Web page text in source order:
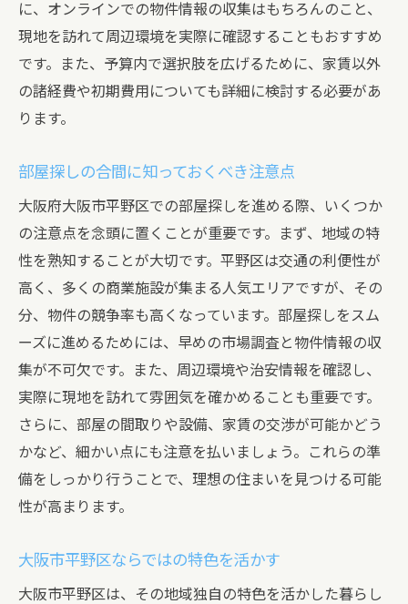
周辺施設情報をもとにした住みやすさの評
価
生活スタイルに合った周辺施設の選び方
大阪市平野区の地域特性を理解して部屋探しを
成功させる
択
自然環境を重視したエリアの特徴を理解
地域独自の生活スタイルを楽しむ方法
大阪市平野区の地域特性がもたらすメリッ
ト
部屋探しを成功に導く大阪市平野区の魅力とは
安心して暮らせる治安の良さをチェック
地域ならではのイベントやアクティビティ
大阪市平野区の地元グルメを楽しむ
エコロジーに配慮した住環境の選び方
地域の魅力を最大限に活かすためのヒント
に、オンラインでの物件情報の収集はもちろんのこと、
現地を訪れて周辺環境を実際に確認することもおすすめ
です。また、予算内で選択肢を広げるために、家賃以外
の諸経費や初期費用についても詳細に検討する必要があ
ります。
部屋探しの合間に知っておくべき注意点
大阪府大阪市平野区での部屋探しを進める際、いくつか
の注意点を念頭に置くことが重要です。まず、地域の特
性を熟知することが大切です。平野区は交通の利便性が
高く、多くの商業施設が集まる人気エリアですが、その
分、物件の競争率も高くなっています。部屋探しをスム
ーズに進めるためには、早めの市場調査と物件情報の収
集が不可欠です。また、周辺環境や治安情報を確認し、
実際に現地を訪れて雰囲気を確かめることも重要です。
さらに、部屋の間取りや設備、家賃の交渉が可能かどう
かなど、細かい点にも注意を払いましょう。これらの準
備をしっかり行うことで、理想の住まいを見つける可能
性が高まります。
大阪市平野区ならではの特色を活かす
大阪市平野区は、その地域独自の特色を活かした暮らし